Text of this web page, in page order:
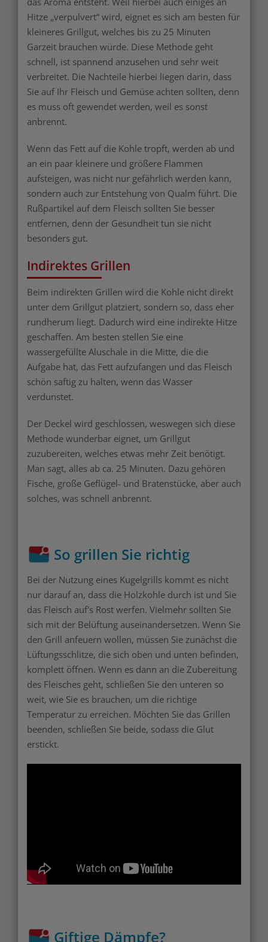
Hitze „verpulvert“ wird, eignet es sich am besten für
kleineres Grillgut, welches bis zu 25 Minuten
Garzeit brauchen würde. Diese Methode geht
schnell, ist spannend anzusehen und sehr weit
verbreitet. Die Nachteile hierbei liegen darin, dass
Sie auf Ihr Fleisch und Gemüse achten sollten, denn
es muss oft gewendet werden, weil es sonst
anbrennt.
Wenn das Fett auf die Kohle tropft, werden ab und
an ein paar kleinere und größere Flammen
aufsteigen, was nicht nur gefährlich werden kann,
sondern auch zur Entstehung von Qualm führt. Die
Rußpartikel auf dem Fleisch sollten Sie besser
entfernen, denn der Gesundheit tun sie nicht
besonders gut.
Indirektes Grillen
Beim indirekten Grillen wird die Kohle nicht direkt
unter dem Grillgut platziert, sondern so, dass eher
rundherum liegt. Dadurch wird eine indirekte Hitze
geschaffen. Am besten stellen Sie eine
wassergefüllte Aluschale in die Mitte, die die
Aufgabe hat, das Fett aufzufangen und das Fleisch
schön saftig zu halten, wenn das Wasser
verdunstet.
Der Deckel wird geschlossen, weswegen sich diese
Methode wunderbar eignet, um Grillgut
zuzubereiten, welches etwas mehr Zeit benötigt.
Man sagt, alles ab ca. 25 Minuten. Dazu gehören
Fische, große Geflügel- und Bratenstücke, aber auch
solches, was schnell anbrennt.
So grillen Sie richtig
Bei der Nutzung eines Kugelgrills kommt es nicht
nur darauf an, dass die Holzkohle durch ist und Sie
das Fleisch auf's Rost werfen. Vielmehr sollten Sie
sich mit der Belüftung auseinandersetzen. Wenn Sie
den Grill anfeuern wollen, müssen Sie zunächst die
Lüftungsschlitze, die sich oben und unten befinden,
komplett öffnen. Wenn es dann an die Zubereitung
des Fleisches geht, schließen Sie den unteren so
weit, wie Sie es brauchen, um die richtige
Temperatur zu erreichen. Möchten Sie das Grillen
beenden, schließen Sie beide, sodass die Glut
erstickt.
Giftige Dämpfe?